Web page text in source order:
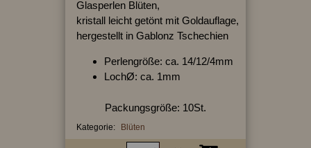
Glasperlen Blüten,
kristall leicht getönt mit Goldauflage,
hergestellt in Gablonz Tschechien
Perlengröße: ca. 14/12/4mm
LochØ: ca. 1mm
Packungsgröße: 10St.
Kategorie: Blüten